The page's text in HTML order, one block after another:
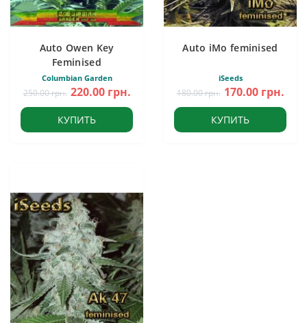
Auto Owen Key
Feminised
Columbian Garden
250.00 грн. 220.00 грн.
КУПИТЬ
Auto iMo feminised
iSeeds
180.00 грн. 170.00 грн.
КУПИТЬ